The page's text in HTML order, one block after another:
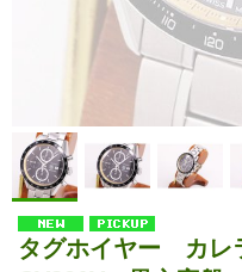
タグホイヤー カ